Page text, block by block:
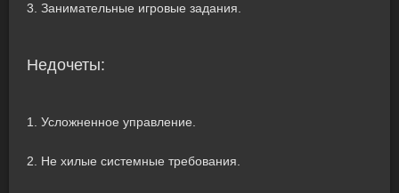
3. Занимательные игровые задания.
Недочеты:
1. Усложненное управление.
2. Не хилые системные требования.